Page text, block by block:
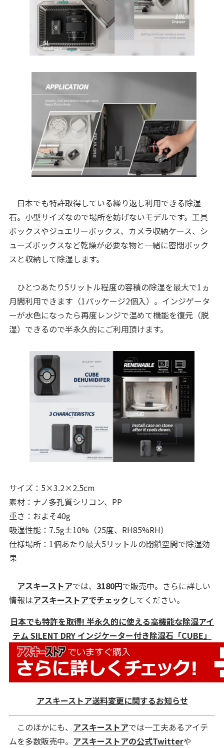
日本でも特許取得している繰り返し利用できる除湿
石。小型サイズなので場所を妨げないモデルです。工具
ボックスやジュエリーボックス、カメラ収納ケース、シ
ューズボックスなど乾燥が必要な物と一緒に密閉ボック
スと収納して除湿します。
ひとつあたり5リットル程度の容積の除湿を最大で1ヵ
月間利用できます（1パッケージ2個入）。インジゲータ
ーが水色になったら再度レンジで温めて機能を復元（脱
湿）できるので半永久的にご利用頂けます。
サイズ：5×3.2×2.5cm
素材：ナノ多孔質シリコン、PP
重さ：およそ40g
吸湿性能：7.5g±10%（25度、RH85%RH）
仕様場所：1個あたり最大5リットルの閉鎖空間で除湿効
果
アスキーストアでは、 3180円で販売中。さらに詳しい
情報はアスキーストアでチェックしてください。
日本でも特許を取得! 半永久的に使える高機能な除湿アイ
テム SILENT DRY インジケーター付き除湿石「CUBE」
アスキーストア送料変更に関するお知らせ
このほかにも、 アスキーストアでは一工夫あるアイテ
ムを多数販売中。 アスキーストアの公式Twitterや